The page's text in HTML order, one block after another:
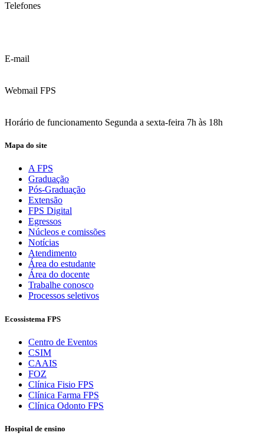
Telefones
E-mail
Webmail FPS
Horário de funcionamento Segunda a sexta-feira 7h às 18h
Mapa do site
A FPS
Graduação
Pós-Graduação
Extensão
FPS Digital
Egressos
Núcleos e comissões
Notícias
Atendimento
Área do estudante
Área do docente
Trabalhe conosco
Processos seletivos
Ecossistema FPS
Centro de Eventos
CSIM
CAAIS
FOZ
Clínica Fisio FPS
Clínica Farma FPS
Clínica Odonto FPS
Hospital de ensino